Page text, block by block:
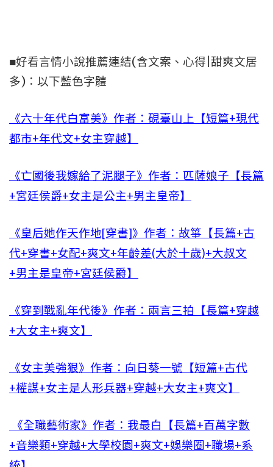
■好看言情小說推薦連結(含文案、心得|甜爽文居
多)：以下藍色字體
《六十年代白富美》作者：硯臺山上【短篇+現代
都市+年代文+女主穿越】
《亡國後我嫁給了泥腿子》作者：匹薩娘子【長篇
+宮廷侯爵+女主是公主+男主皇帝】
《皇后她作天作地[穿書]》作者：故箏【長篇+古
代+穿書+女配+爽文+年齡差(大於十歲)+大叔文
+男主是皇帝+宮廷侯爵】
《穿到戰亂年代後》作者：兩言三拍【長篇+穿越
+大女主+爽文】
《女主美強狠》作者：向日葵一號【短篇+古代
+權謀+女主是人形兵器+穿越+大女主+爽文】
《全職藝術家》作者：我最白【長篇+百萬字數
+音樂類+穿越+大學校園+爽文+娛樂圈+職場+系